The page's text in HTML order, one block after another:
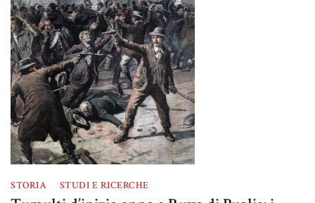
STORIA STUDI E RICERCHE